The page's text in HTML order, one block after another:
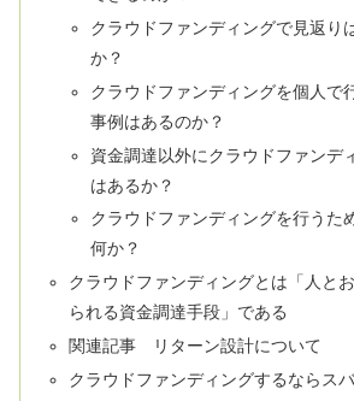
クラウドファンディングで見返り
か？
クラウドファンディングを個人で
事例はあるのか？
資金調達以外にクラウドファンデ
はあるか？
クラウドファンディングを行うた
何か？
クラウドファンディングとは「人と
られる資金調達手段」である
関連記事 リターン設計について
クラウドファンディングするならス